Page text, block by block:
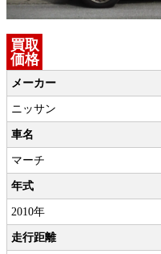
買取
価格
メーカー
ニッサン
車名
マーチ
年式
2010年
走行距離